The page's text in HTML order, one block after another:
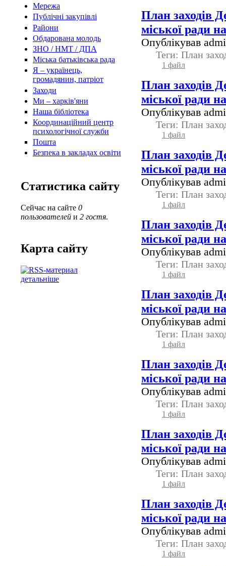
Мережа
Публічні закупівлі
Райони
Обдарована молодь
ЗНО / НМТ / ДПА
Міська батьківська рада
Я – українець,
громадянин, патріот
Заходи
Ми – харків'яни
Наша бібліотека
Координаційний центр
психологічної служби
Пошта
Безпека в закладах освіти
Статистика сайту
Сейчас на сайте 0
пользователей и 2 гостя.
Карта сайту
детальніше
План заходів
міської ради
Опублікував
Теги: План
1 файл
План заходів
міської ради
Опублікував
Теги: План
1 файл
План заходів
міської ради
Опублікував
Теги: План
1 файл
План заходів
міської ради
Опублікував
Теги: План
1 файл
План заходів
міської ради
Опублікував
Теги: План
1 файл
План заходів
міської ради
Опублікував
Теги: План
1 файл
План заходів
міської ради
Опублікував
Теги: План
1 файл
План заходів
міської ради
Опублікував
Теги: План
1 файл